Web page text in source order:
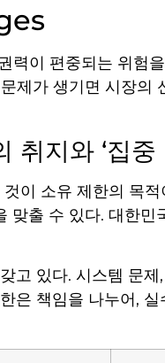
이 편중되는 위험
제가 생기면 시장의
지와 ‘집중
이 소유 제한의 목
맞출 수 있다. 대한민
고 있다. 시스템 문제
은 책임을 나누어,